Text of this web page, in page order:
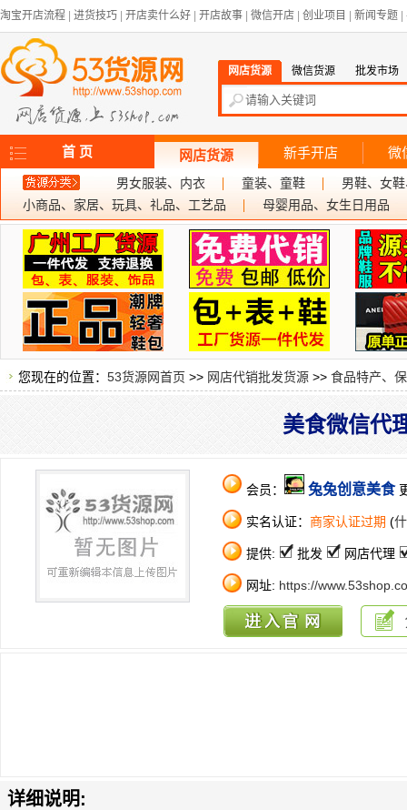
淘宝开店流程 进货技巧 开店卖什么好 开店故事 微信开店 创业项目 新闻专题
网店货源 微信货源 批发市场
首 页 网店货源 新手开店 微
男女服装、内衣 童装、童鞋
男鞋、女
小商品、家居、玩具、礼品、工艺品
母婴用品、女生日用品
您现在的位置： 53货源网首页 >> 网店代销批发货源 >> 食品特产、
美食微信代
会员： 兔兔创意美食
实名认证： 商家认证过期 (
提供: 批发 网店代理
网址: https://
详细说明: